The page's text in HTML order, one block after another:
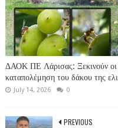
ΔΑΟΚ ΠΕ Λάρισας: Ξεκινούν οι
καταπολέμηση του δάκου της
July 14, 2026 0
PREVIOUS